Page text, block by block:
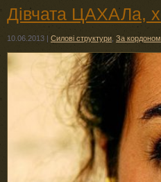
Дівчата ЦАХАЛа,
10.06.2013 | Силові структури За кордоном